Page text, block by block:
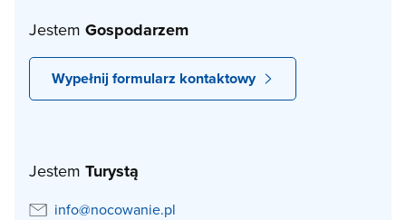
Jestem Gospodarzem
Wypełnij formularz kontaktowy
Jestem Turystą
info@nocowanie.pl